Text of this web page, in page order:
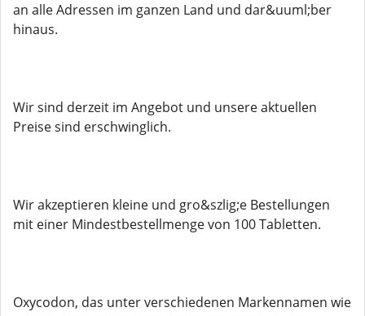
an alle Adressen im ganzen Land und dar&uuml;ber
hinaus.
Wir sind derzeit im Angebot und unsere aktuellen
Preise sind erschwinglich.
Wir akzeptieren kleine und gro&szlig;e Bestellungen
mit einer Mindestbestellmenge von 100 Tabletten.
Oxycodon, das unter verschiedenen Markennamen wie